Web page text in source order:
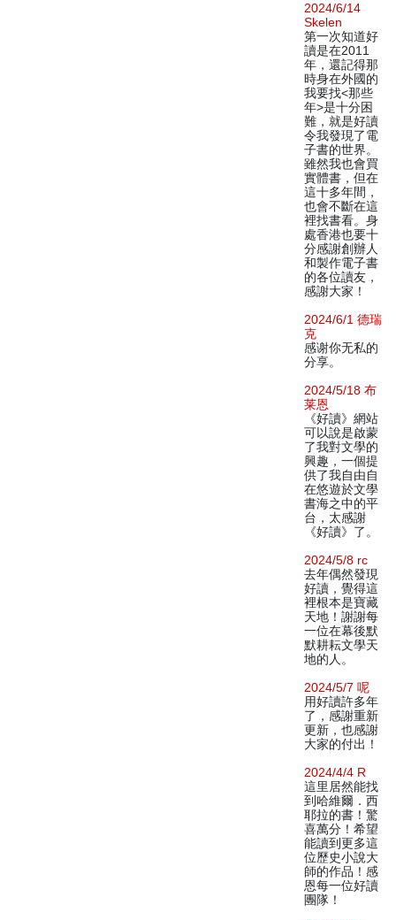
2024/6/14
Skelen
第一次知道好
讀是在2011
年，還記得那
時身在外國的
我要找<那些
年>是十分困
難，就是好讀
令我發現了電
子書的世界。
雖然我也會買
實體書，但在
這十多年間，
也會不斷在這
裡找書看。身
處香港也要十
分感謝創辦人
和製作電子書
的各位讀友，
感謝大家！
2024/6/1 德瑞
克
感谢你无私的
分享。
2024/5/18 布
莱恩
《好讀》網站
可以說是啟蒙
了我對文學的
興趣，一個提
供了我自由自
在悠遊於文學
書海之中的平
台，太感謝
《好讀》了。
2024/5/8 rc
去年偶然發現
好讀，覺得這
裡根本是寶藏
天地！謝謝每
一位在幕後默
默耕耘文學天
地的人。
2024/5/7 呢
用好讀許多年
了，感謝重新
更新，也感謝
大家的付出！
2024/4/4 R
這里居然能找
到哈維爾．西
耶拉的書！驚
喜萬分！希望
能讀到更多這
位歷史小說大
師的作品！感
恩每一位好讀
團隊！